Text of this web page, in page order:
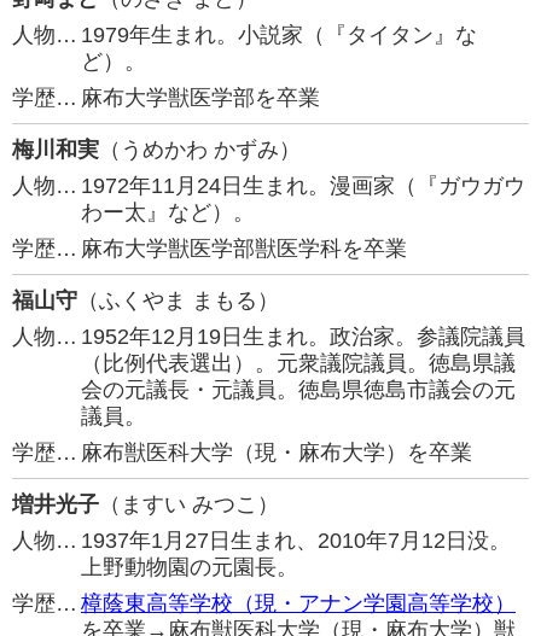
人物… 1979年生まれ。小説家（『タイタン』な
ど）。
学歴… 麻布大学獣医学部を卒業
梅川和実 （うめかわ かずみ）
人物… 1972年11月24日生まれ。漫画家（『ガウガウ
わー太』など）。
学歴… 麻布大学獣医学部獣医学科を卒業
福山守 （ふくやま まもる）
人物… 1952年12月19日生まれ。政治家。参議院議員
（比例代表選出）。元衆議院議員。徳島県議
会の元議長・元議員。徳島県徳島市議会の元
議員。
学歴… 麻布獣医科大学（現・麻布大学）を卒業
増井光子 （ますい みつこ）
人物… 1937年1月27日生まれ、2010年7月12日没。
上野動物園の元園長。
学歴… 樟蔭東高等学校（現・アナン学園高等学校）
を卒業→麻布獣医科大学（現・麻布大学）獣